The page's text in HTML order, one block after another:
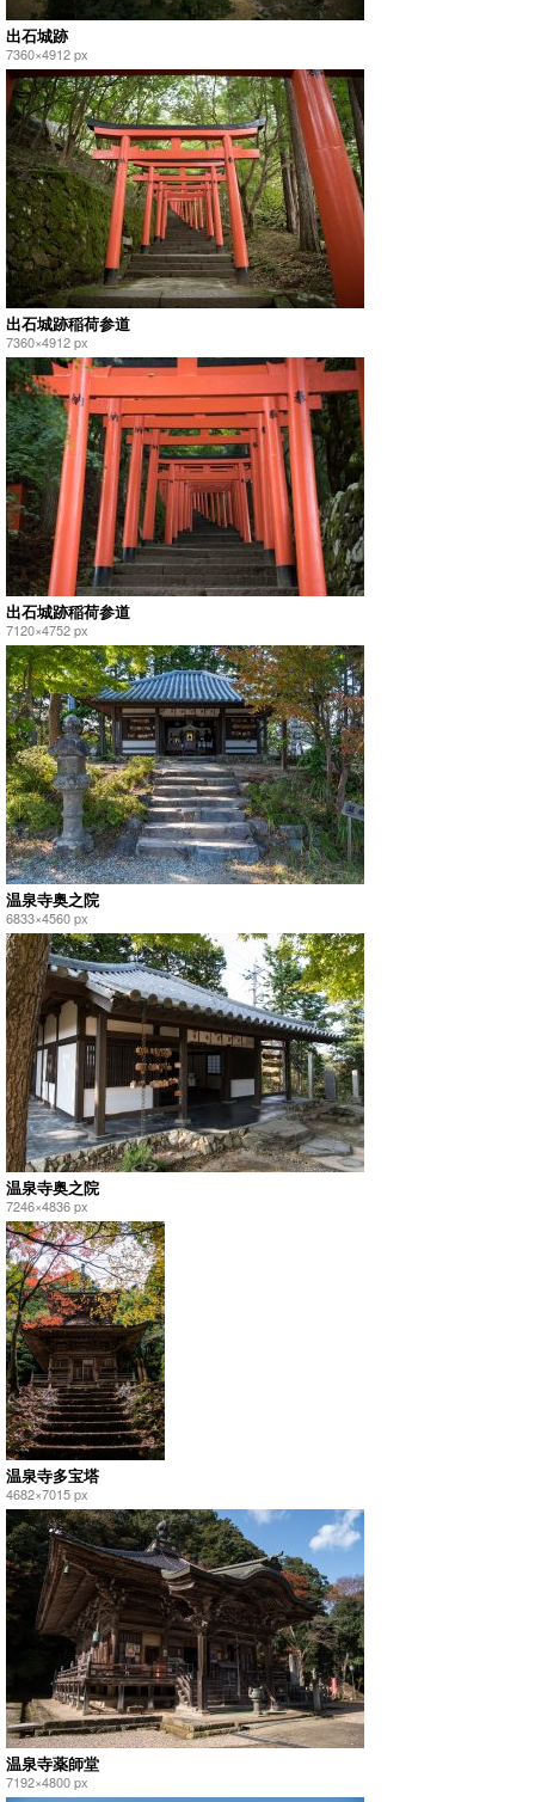
出石城跡
7360×4912 px
出石城跡稲荷参道
7360×4912 px
出石城跡稲荷参道
7120×4752 px
温泉寺奥之院
6833×4560 px
温泉寺奥之院
7246×4836 px
温泉寺多宝塔
4682×7015 px
温泉寺薬師堂
7192×4800 px